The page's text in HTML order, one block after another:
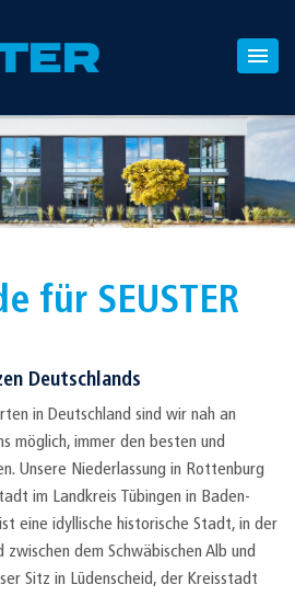
für SEUSTER
Deutschlands
in Deutschland sind wir nah an
möglich, immer den besten und
Unsere Niederlassung in Rottenburg
im Landkreis Tübingen in Baden-
eine idyllische historische Stadt, in der
dem Schwäbischen Alb und
Sitz in Lüdenscheid, der Kreisstadt